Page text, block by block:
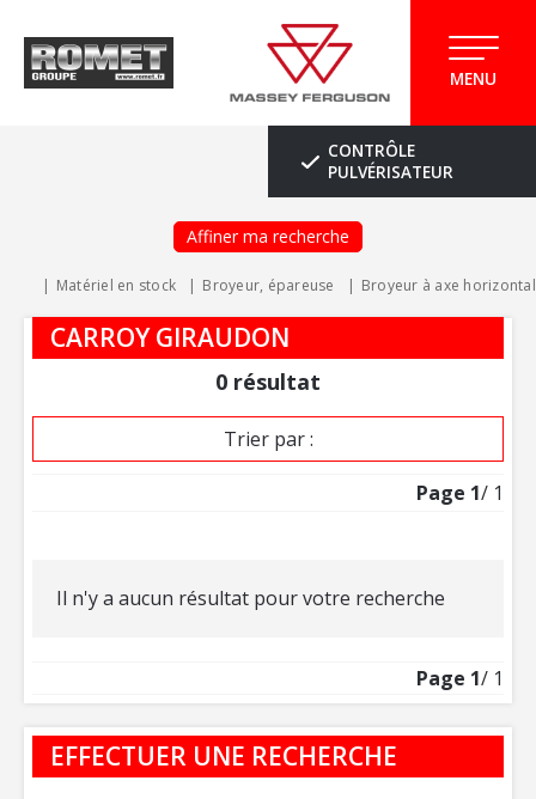
MENU
CONTRÔLE
PULVÉRISATEUR
Affiner ma recherche
Matériel en stock Broyeur, épareuse Broyeur à axe horizontal
CARROY GIRAUDON
0 résultat
Trier par :
Page 1/ 1
Il n'y a aucun résultat pour votre recherche
Page 1/ 1
EFFECTUER UNE RECHERCHE